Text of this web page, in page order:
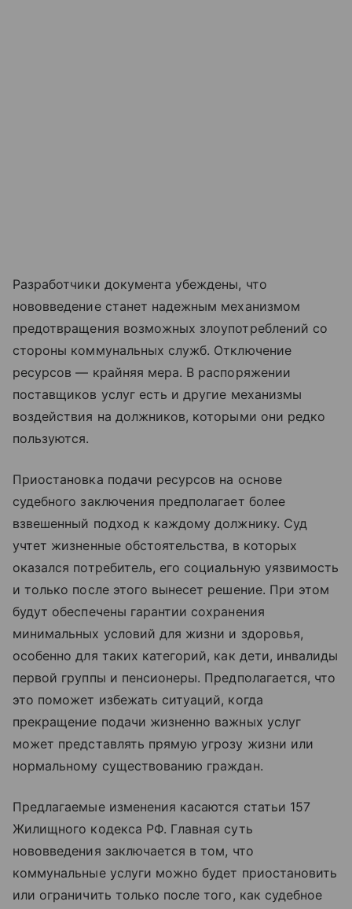
Разработчики документа убеждены, что
нововведение станет надежным механизмом
предотвращения возможных злоупотреблений со
стороны коммунальных служб. Отключение
ресурсов — крайняя мера. В распоряжении
поставщиков услуг есть и другие механизмы
воздействия на должников, которыми они редко
пользуются.
Приостановка подачи ресурсов на основе
судебного заключения предполагает более
взвешенный подход к каждому должнику. Суд
учтет жизненные обстоятельства, в которых
оказался потребитель, его социальную уязвимость
и только после этого вынесет решение. При этом
будут обеспечены гарантии сохранения
минимальных условий для жизни и здоровья,
особенно для таких категорий, как дети, инвалиды
первой группы и пенсионеры. Предполагается, что
это поможет избежать ситуаций, когда
прекращение подачи жизненно важных услуг
может представлять прямую угрозу жизни или
нормальному существованию граждан.
Предлагаемые изменения касаются статьи 157
Жилищного кодекса РФ. Главная суть
нововведения заключается в том, что
коммунальные услуги можно будет приостановить
или ограничить только после того, как судебное